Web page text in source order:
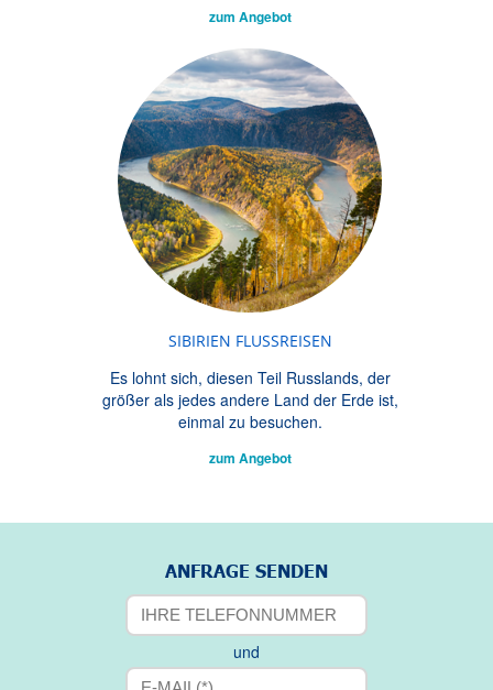
zum Angebot
SIBIRIEN FLUSSREISEN
Es lohnt sich, diesen Teil Russlands, der
größer als jedes andere Land der Erde ist,
einmal zu besuchen.
zum Angebot
ANFRAGE SENDEN
und